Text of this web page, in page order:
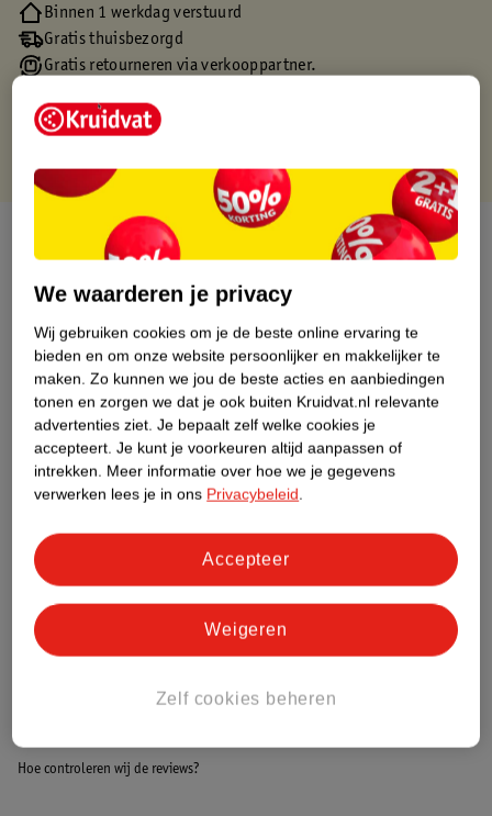
Binnen 1 werkdag verstuurd
Gratis thuisbezorgd
Gratis retourneren via verkooppartner.
Over dit product
Productinformatie
Etiketinformatie
Nature Impact Score
Dit product heeft (nog) geen Nature
Impact Score.
Meer informatie
Bestel & Bezorginformatie
Hoe controleren wij de reviews?
We waarderen je privacy
Wij gebruiken cookies om je de beste online ervaring te
bieden en om onze website persoonlijker en makkelijker te
maken. Zo kunnen we jou de beste acties en aanbiedingen
tonen en zorgen we dat je ook buiten Kruidvat.nl relevante
advertenties ziet. Je bepaalt zelf welke cookies je
accepteert. Je kunt je voorkeuren altijd aanpassen of
intrekken. Meer informatie over hoe we je gegevens
verwerken lees je in ons Privacybeleid.
Zelf cookies beheren
Weigeren
Accepteer